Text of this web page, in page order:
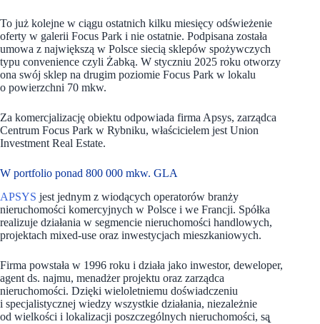
To już kolejne w ciągu ostatnich kilku miesięcy odświeżenie
oferty w galerii Focus Park i nie ostatnie. Podpisana została
umowa z największą w Polsce siecią sklepów spożywczych
typu convenience czyli Żabką. W styczniu 2025 roku otworzy
ona swój sklep na drugim poziomie Focus Park w lokalu
o powierzchni 70 mkw.
Za komercjalizację obiektu odpowiada firma Apsys, zarządca
Centrum Focus Park w Rybniku, właścicielem jest Union
Investment Real Estate.
W portfolio ponad 800 000 mkw. GLA
APSYS jest jednym z wiodących operatorów branży
nieruchomości komercyjnych w Polsce i we Francji. Spółka
realizuje działania w segmencie nieruchomości handlowych,
projektach mixed-use oraz inwestycjach mieszkaniowych.
Firma powstała w 1996 roku i działa jako inwestor, deweloper,
agent ds. najmu, menadżer projektu oraz zarządca
nieruchomości. Dzięki wieloletniemu doświadczeniu
i specjalistycznej wiedzy wszystkie działania, niezależnie
od wielkości i lokalizacji poszczególnych nieruchomości, są̨